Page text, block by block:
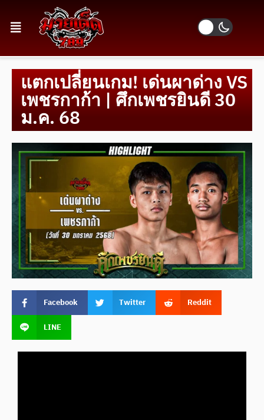
แตกเปลี่ยนเกม! เด่นผาด่าง VS
เพชรกาก้า | ศึกเพชรยินดี 30
ม.ค. 68
Facebook Twitter
Reddit
LINE